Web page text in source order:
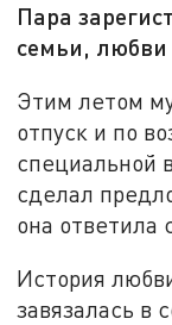
Пара
семьи, любви
Этим летом
отпуск и по
специальной
сделал
она ответила
История
завязалась в